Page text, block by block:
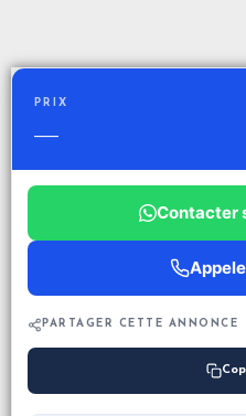
PRIX
—
Contacter
PARTAGER CETTE ANNONCE